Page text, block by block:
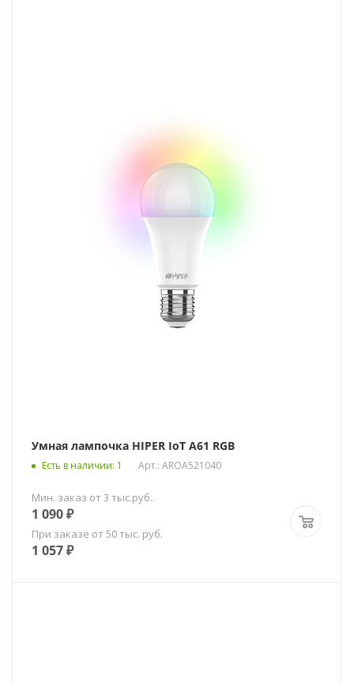
Умная лампочка HIPER IoT A61 RGB
Есть в наличии: 1 Арт.: AROA521040
Мин. заказ от 3 тыс.руб..
1 090₽
При заказе от 50 тыс. руб.
1 057₽